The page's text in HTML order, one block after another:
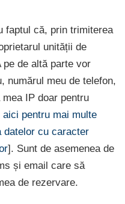
faptul că, prin trimiterea
unității de
pe de altă parte vor
numărul meu de telefon,
IP doar pentru
pentru mai multe
datelor cu caracter
]. Sunt de asemenea de
și email care să
de rezervare.